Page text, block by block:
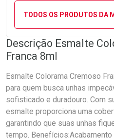
TODOS OS PRODUTOS DA
Descrição Esmalte
Franca 8ml
Esmalte Colorama Cremoso
para quem busca unhas
sofisticado e duradouro. Com
esmalte proporciona uma
garantindo que suas unhas
tempo.